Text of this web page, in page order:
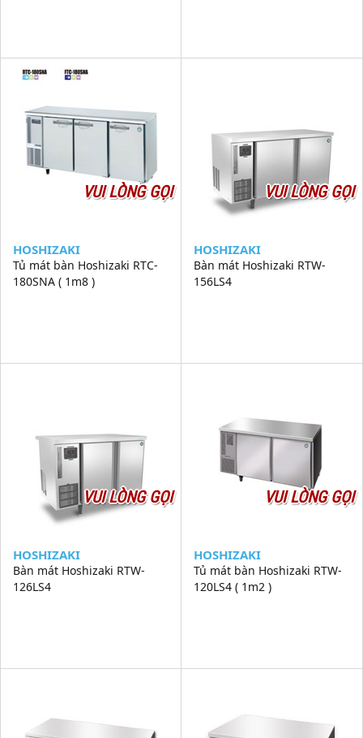
VUI LÒNG GỌI
HOSHIZAKI
Tủ mát bàn Hoshizaki RTC-
180SNA ( 1m8 )
VUI LÒNG GỌI
HOSHIZAKI
Bàn mát Hoshizaki RTW-
156LS4
VUI LÒNG GỌI
HOSHIZAKI
Bàn mát Hoshizaki RTW-
126LS4
VUI LÒNG GỌI
HOSHIZAKI
Tủ mát bàn Hoshizaki RTW-
120LS4 ( 1m2 )